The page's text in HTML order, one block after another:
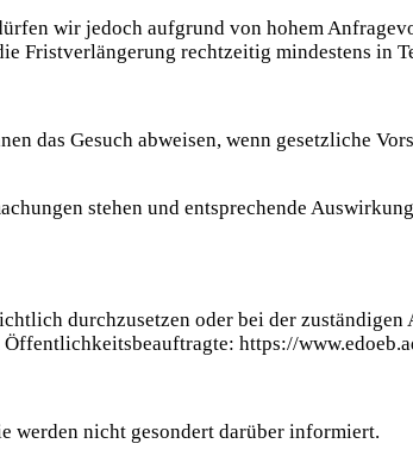
wir jedoch aufgrund von hohem
Fristverlängerung rechtzeitig mindestens in
das Gesuch abweisen, wenn gesetzliche
stehen und entsprechende
durchzusetzen oder bei der
https://
werden nicht gesondert darüber informiert.